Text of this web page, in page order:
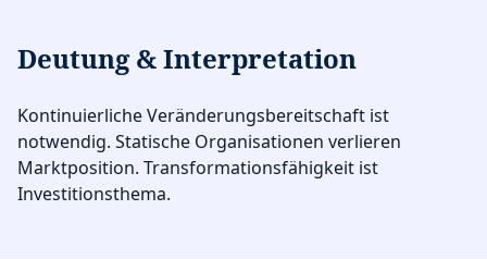
Deutung & Interpretation
Kontinuierliche Veränderungsbereitschaft ist
notwendig. Statische Organisationen verlieren
Marktposition. Transformationsfähigkeit ist
Investitionsthema.